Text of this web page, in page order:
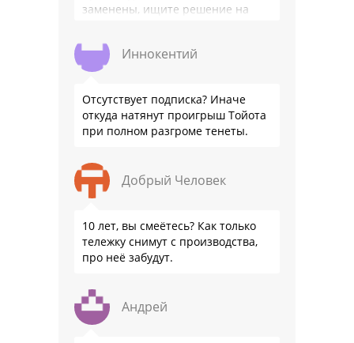
заменены, ищите решение на
официальном бланке …
Иннокентий
Отсутствует подписка? Иначе
откуда натянут проигрыш Тойота
при полном разгроме тенеты.
Добрый Человек
10 лет, вы смеётесь? Как только
тележку снимут с производства,
про неё забудут.
Андрей